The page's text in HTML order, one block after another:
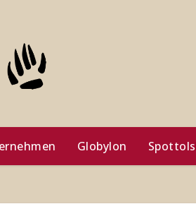
Globylon